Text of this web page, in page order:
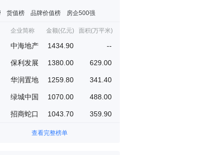
货值榜 品牌价值榜 房企500强
企业简称 金额(亿元) 面积(万平米)
中海地产 1434.90 --
保利发展 1380.00 629.00
华润置地 1259.80 341.40
绿城中国 1070.00 488.00
招商蛇口 1043.70 359.90
查看完整榜单